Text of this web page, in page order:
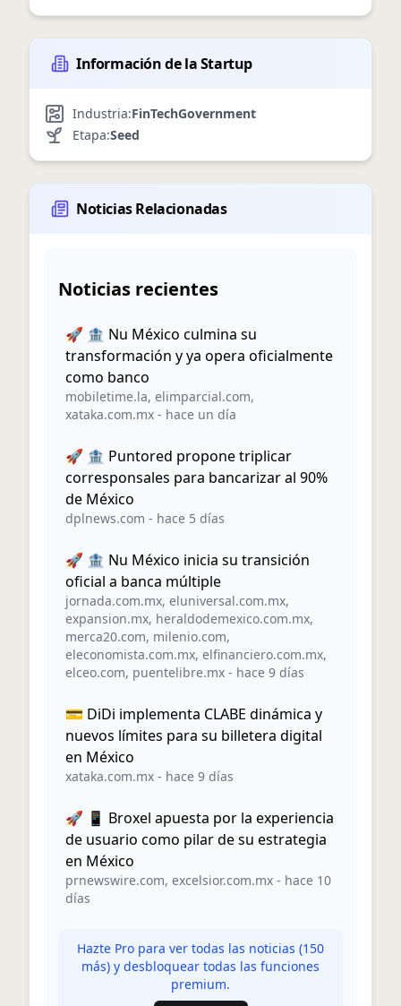
Información de la Startup
Industria:FinTechGovernment
Etapa:Seed
Noticias Relacionadas
Noticias recientes
🚀 🏦 Nu México culmina su
transformación y ya opera oficialmente
como banco
mobiletime.la, elimparcial.com,
xataka.com.mx - hace un día
🚀 🏦 Puntored propone triplicar
corresponsales para bancarizar al 90%
de México
dplnews.com - hace 5 días
🚀 🏦 Nu México inicia su transición
oficial a banca múltiple
jornada.com.mx, eluniversal.com.mx,
expansion.mx, heraldodemexico.com.mx,
merca20.com, milenio.com,
eleconomista.com.mx, elfinanciero.com.mx,
elceo.com, puentelibre.mx - hace 9 días
💳 DiDi implementa CLABE dinámica y
nuevos límites para su billetera digital
en México
xataka.com.mx - hace 9 días
🚀 📱 Broxel apuesta por la experiencia
de usuario como pilar de su estrategia
en México
prnewswire.com, excelsior.com.mx - hace 10
días
Hazte Pro para ver todas las noticias (150
más) y desbloquear todas las funciones
premium.